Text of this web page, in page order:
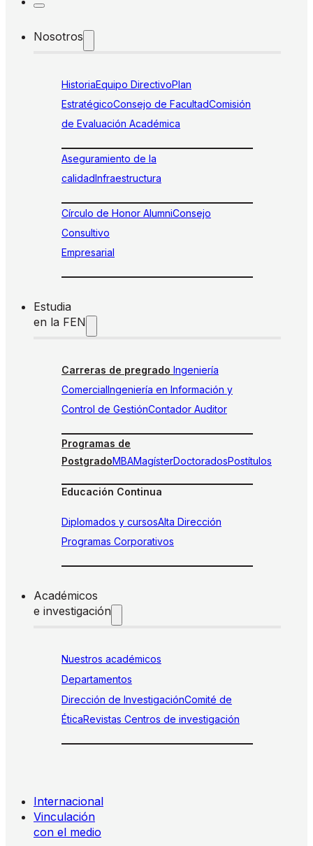
Nosotros
HistoriaEquipo DirectivoPlan
EstratégicoConsejo de FacultadComisión
de Evaluación Académica
Aseguramiento de la
calidadInfraestructura
Círculo de Honor AlumniConsejo
Consultivo
Empresarial
Estudia
en la FEN
Carreras de pregrado Ingeniería
ComercialIngeniería en Información y
Control de GestiónContador Auditor
Programas de
PostgradoMBAMagísterDoctoradosPostítulos
Educación Continua
Diplomados y cursosAlta Dirección
Programas Corporativos
Académicos
e investigación
Nuestros académicos
Departamentos
Dirección de InvestigaciónComité de
ÉticaRevistas Centros de investigación
Internacional
Vinculación
con el medio